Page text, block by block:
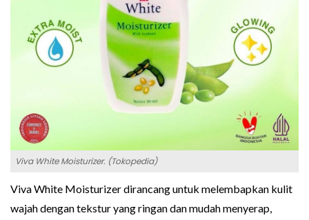
Viva White Moisturizer. (Tokopedia)
Viva White Moisturizer dirancang untuk melembapkan kulit
wajah dengan tekstur yang ringan dan mudah menyerap,